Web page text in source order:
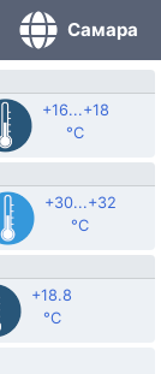
Самара
+16...+18
°C
+30...+32
°C
+18.8
°C